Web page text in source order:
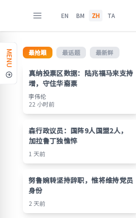
EN BM ZH TA
MENU 最抢眼 最话题 最新鲜
真纳投票区数据：陆兆福马来支持
增，守住华裔票
李伟伦
22 小时前
森行政议员：国阵9人国盟2人，
加拉鲁丁独憔悴
1 天前
努鲁婉转坚持辞职，惟将维持党员
身份
2 天前